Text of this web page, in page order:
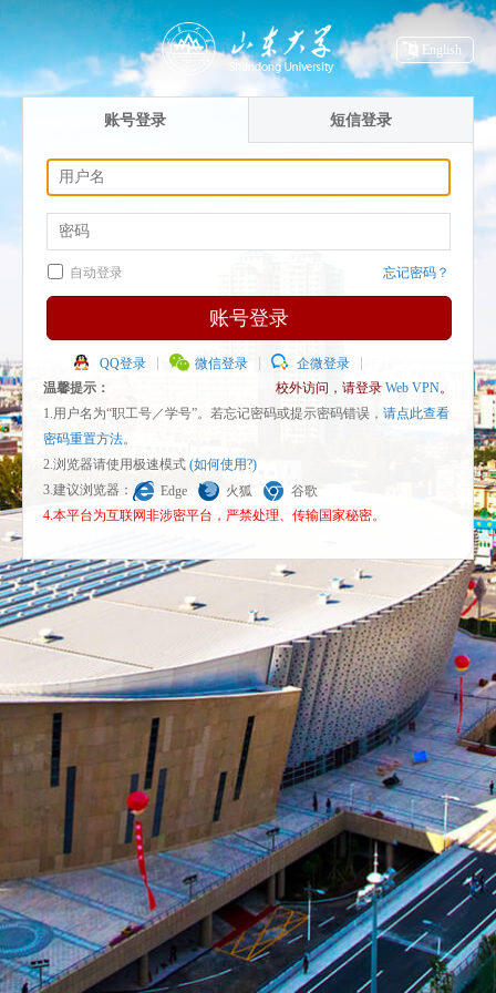
English
账号登录 短信登录
自动登录 忘记密码？
账号登录
QQ登录 微信登录
企微登录
温馨提示：
校外访问，请登录 Web VPN。
1.用户名为“职工号／学号”。若忘记密码或提示密码错误， 请点此查看
密码重置方法。
2.浏览器请使用极速模式 (如何使用?)
3.建议浏览器：
Edge 火狐
谷歌
4.本平台为互联网非涉密平台，严禁处理、传输国家秘密。